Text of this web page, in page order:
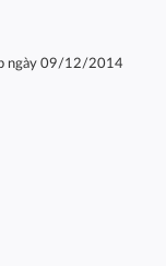
ngày 09/12/2014